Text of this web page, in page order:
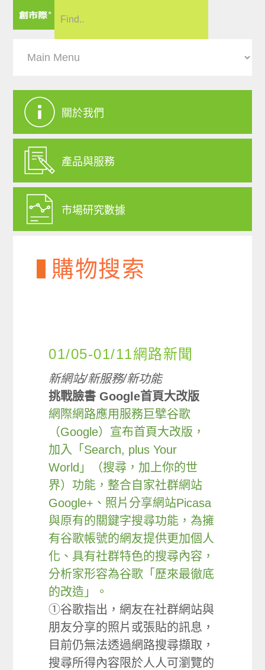
關於我們
產品與服務
市場研究數據
購物搜索
01/05-01/11網路新聞
新網站/新服務/新功能
挑戰臉書 Google首頁大改版
網際網路應用服務巨擘谷歌
（Google）宣布首頁大改版，
加入「Search, plus Your
World」（搜尋，加上你的世
界）功能，整合自家社群網站
Google+、照片分享網站Picasa
與原有的關鍵字搜尋功能，為擁
有谷歌帳號的網友提供更加個人
化、具有社群特色的搜尋內容，
分析家形容為谷歌「歷來最徹底
的改造」。
①谷歌指出，網友在社群網站與
朋友分享的照片或張貼的訊息，
目前仍無法透過網路搜尋擷取，
搜尋所得內容限於人人可瀏覽的